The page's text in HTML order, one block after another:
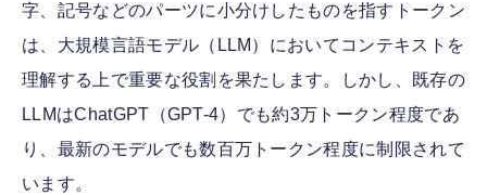
字、記号などのパーツに小分けしたものを指すトークン
は、大規模言語モデル（LLM）においてコンテキストを
理解する上で重要な役割を果たします。しかし、既存の
LLMはChatGPT（GPT-4）でも約3万トークン程度であ
り、最新のモデルでも数百万トークン程度に制限されて
います。